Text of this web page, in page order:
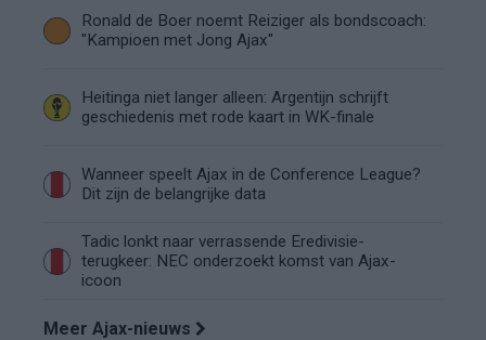
Ronald de Boer noemt Reiziger als bondscoach:
"Kampioen met Jong Ajax"
Heitinga niet langer alleen: Argentijn schrijft
geschiedenis met rode kaart in WK-finale
Wanneer speelt Ajax in de Conference League?
Dit zijn de belangrijke data
Tadic lonkt naar verrassende Eredivisie-
terugkeer: NEC onderzoekt komst van Ajax-
icoon
Meer Ajax-nieuws